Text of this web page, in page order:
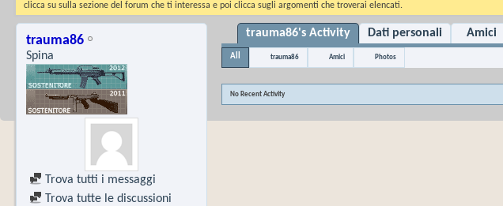
clicca su sulla sezione del forum che ti interessa e poi clicca sugli argomenti che troverai elencati.
trauma86
Spina
Trova tutti i messaggi
Trova tutte le discussioni
trauma86's Activity Dati personali Amici
All trauma86 Amici Photos
No Recent Activity